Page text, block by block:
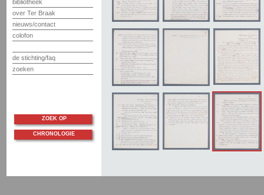
bibliotheek
over Ter Braak
nieuws/contact
colofon
de stichting/faq
zoeken
ZOEK OP
CHRONOLOGIE